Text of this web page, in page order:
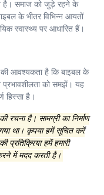
है। समाज को जुड़े रहने के
के भीतर विभिन्न आयतों
स्वास्थ्य पर आधारित हैं।
आवश्यकता है कि बाइबल के
प्रभावशीलता को समझें। यह
हिस्सा है।
रचना है। सामग्री का निर्माण
था। कृपया हमें सूचित करें
हमें हमारी
में मदद करती है।